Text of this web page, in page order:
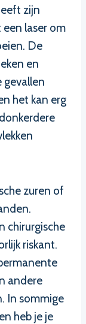
zijn
laser om
De
en
gevallen
het kan erg
zuren of
chirurgische
riskant.
andere
In sommige
heb je je